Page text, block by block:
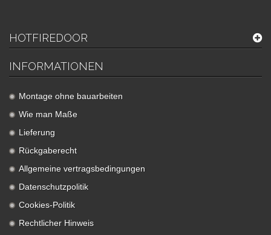
HOTFIREDOOR
INFORMATIONEN
Montage ohne bauarbeiten
Wie man Maße
Lieferung
Rückgaberecht
Allgemeine vertragsbedingungen
Datenschutzpolitik
Cookies-Politik
Rechtlicher Hinweis